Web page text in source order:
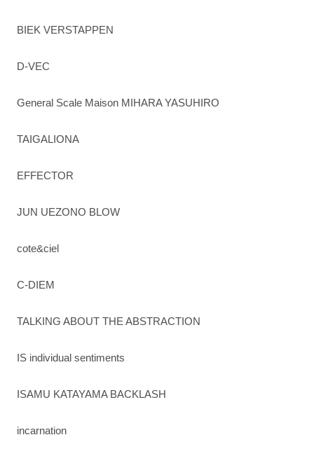
BIEK VERSTAPPEN
D-VEC
General Scale Maison MIHARA YASUHIRO
TAIGALIONA
EFFECTOR
JUN UEZONO BLOW
cote&ciel
C-DIEM
TALKING ABOUT THE ABSTRACTION
IS individual sentiments
ISAMU KATAYAMA BACKLASH
incarnation